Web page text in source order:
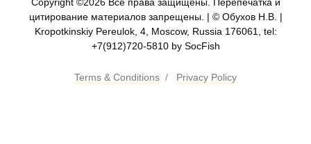
цитирование материалов запрещены. | © Обухов Н.В. |
Kropotkinskiy Pereulok, 4, Moscow, Russia 176061, tel:
+7(912)720-5810 by SocFish
Terms & Conditions / Privacy Policy